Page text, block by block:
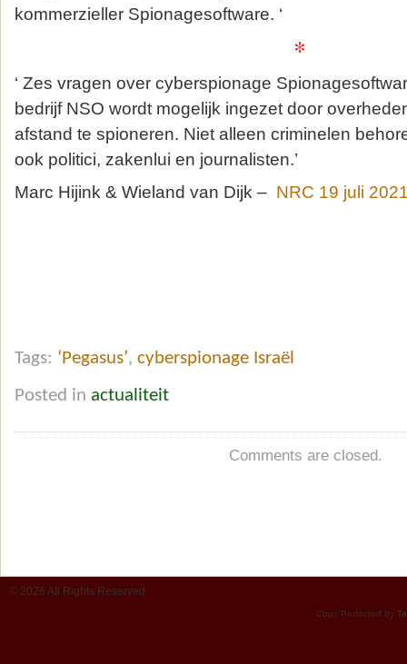
kommerzieller Spionagesoftware. ‘
*
‘ Zes vragen over cyberspionage
bedrijf NSO wordt mogelijk ingezet door
afstand te spioneren. Niet alleen criminelen
ook politici, zakenlui en journalisten.’
Marc Hijink & Wieland van Dijk – NRC 19 juli
Tags: ‘Pegasus’, cyberspionage Israël
Posted in actualiteit
Comments are closed.
© 2026 All Rights Reserved.
Copy Protected by